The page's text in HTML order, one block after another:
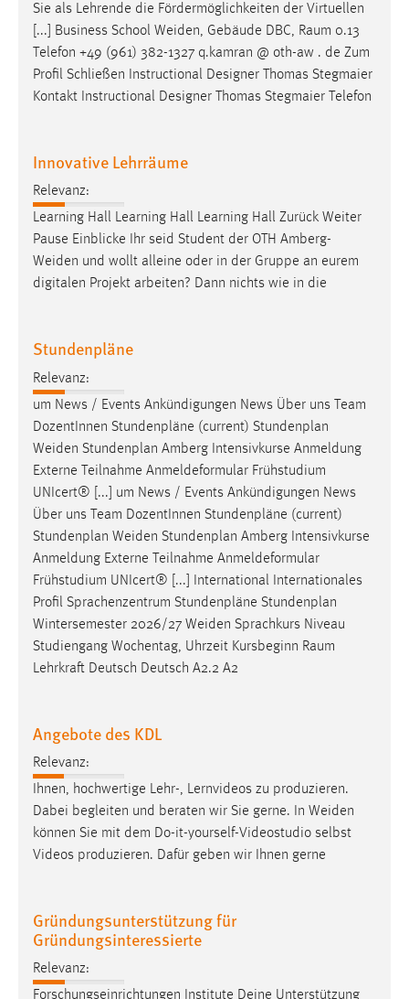
Sie als Lehrende die Fördermöglichkeiten der Virtuellen
[...] Business School Weiden, Gebäude DBC, Raum 0.13
Telefon +49 (961) 382-1327 q.kamran @ oth-aw . de Zum
Profil Schließen Instructional Designer Thomas Stegmaier
Kontakt Instructional Designer Thomas Stegmaier Telefon
Innovative Lehrräume
Relevanz:
Learning Hall Learning Hall Learning Hall Zurück Weiter
Pause Einblicke Ihr seid Student der OTH Amberg-
Weiden und wollt alleine oder in der Gruppe an eurem
digitalen Projekt arbeiten? Dann nichts wie in die
Stundenpläne
Relevanz:
um News / Events Ankündigungen News Über uns Team
DozentInnen Stundenpläne (current) Stundenplan
Weiden Stundenplan Amberg Intensivkurse Anmeldung
Externe Teilnahme Anmeldeformular Frühstudium
UNIcert® [...] um News / Events Ankündigungen News
Über uns Team DozentInnen Stundenpläne (current)
Stundenplan Weiden Stundenplan Amberg Intensivkurse
Anmeldung Externe Teilnahme Anmeldeformular
Frühstudium UNIcert® [...] International Internationales
Profil Sprachenzentrum Stundenpläne Stundenplan
Wintersemester 2026/27 Weiden Sprachkurs Niveau
Studiengang Wochentag, Uhrzeit Kursbeginn Raum
Lehrkraft Deutsch Deutsch A2.2 A2
Angebote des KDL
Relevanz:
Ihnen, hochwertige Lehr-, Lernvideos zu produzieren.
Dabei begleiten und beraten wir Sie gerne. In Weiden
können Sie mit dem Do-it-yourself-Videostudio selbst
Videos produzieren. Dafür geben wir Ihnen gerne
Gründungsunterstützung für
Gründungsinteressierte
Relevanz:
Forschungseinrichtungen Institute Deine Unterstützung